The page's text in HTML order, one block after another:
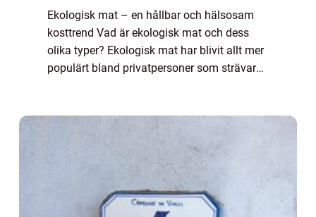
Ekologisk mat – en hållbar och hälsosam
kosttrend Vad är ekologisk mat och dess
olika typer? Ekologisk mat har blivit allt mer
populärt bland privatpersoner som strävar